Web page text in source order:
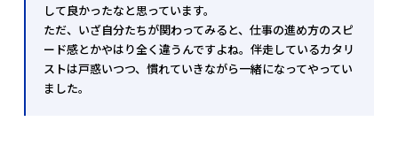
して良かったなと思っています。
ただ、いざ自分たちが関わってみると、仕事の進め方のスピ
ード感とかやはり全く違うんですよね。伴走しているカタリ
ストは戸惑いつつ、慣れていきながら一緒になってやってい
ました。